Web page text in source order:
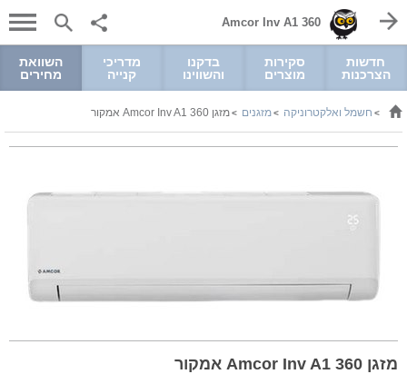
Amcor Inv A1 360
חדשות
הצרכנות
סקירות
מוצרים
בדקנו
והשווינו
מדריכי
קנייה
השוואת
מחירים
> חשמל ואלקטרוניקה >מזגנים >מזגן Amcor Inv A1 360 אמקור
מזגן Amcor Inv A1 360 אמקור